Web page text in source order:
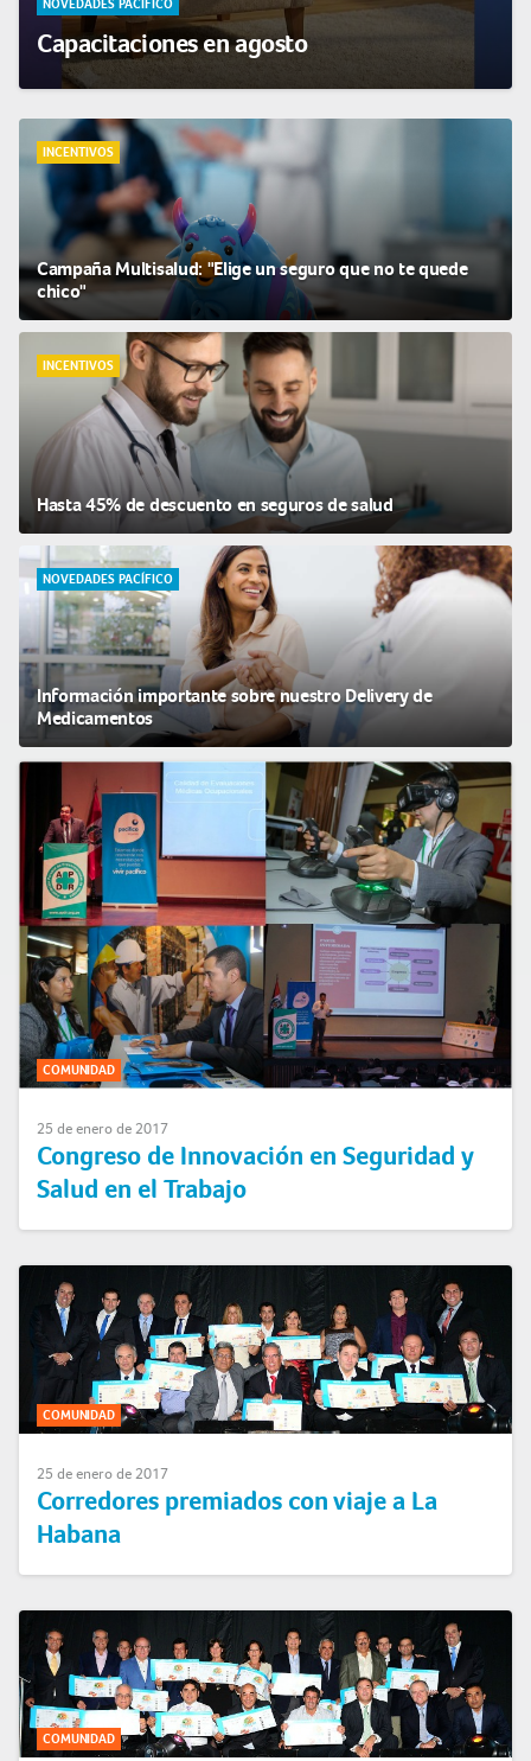
NOVEDADES PACÍFICO
Capacitaciones en agosto
INCENTIVOS
Campaña Multisalud: "Elige un seguro que no te quede
chico"
INCENTIVOS
Hasta 45% de descuento en seguros de salud
NOVEDADES PACÍFICO
Información importante sobre nuestro Delivery de
Medicamentos
COMUNIDAD
25 de enero de 2017
Congreso de Innovación en Seguridad y
Salud en el Trabajo
COMUNIDAD
25 de enero de 2017
Corredores premiados con viaje a La
Habana
COMUNIDAD